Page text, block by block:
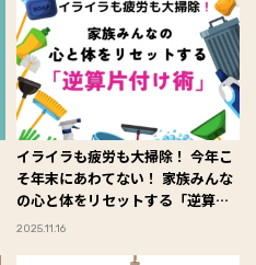
イライラも疲労も大掃除！ 今年こ
そ年末にあわてない！ 家族みんな
の心と体をリセットする「逆算片
付け術」
2025.11.16